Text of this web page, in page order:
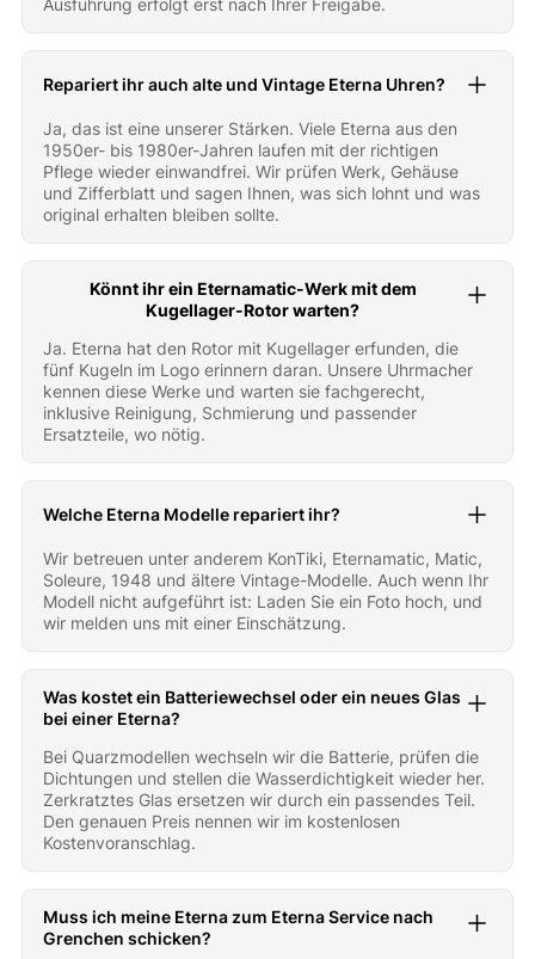
Repariert ihr auch alte und Vintage Eterna Uhren?
Ja, das ist eine unserer Stärken. Viele Eterna aus den
1950er- bis 1980er-Jahren laufen mit der richtigen
Pflege wieder einwandfrei. Wir prüfen Werk, Gehäuse
und Zifferblatt und sagen Ihnen, was sich lohnt und was
original erhalten bleiben sollte.
Könnt ihr ein Eternamatic-Werk mit dem
Kugellager-Rotor warten?
Ja. Eterna hat den Rotor mit Kugellager erfunden, die
fünf Kugeln im Logo erinnern daran. Unsere Uhrmacher
kennen diese Werke und warten sie fachgerecht,
inklusive Reinigung, Schmierung und passender
Ersatzteile, wo nötig.
Welche Eterna Modelle repariert ihr?
Wir betreuen unter anderem KonTiki, Eternamatic, Matic,
Soleure, 1948 und ältere Vintage-Modelle. Auch wenn Ihr
Modell nicht aufgeführt ist: Laden Sie ein Foto hoch, und
wir melden uns mit einer Einschätzung.
Was kostet ein Batteriewechsel oder ein neues Glas
bei einer Eterna?
Bei Quarzmodellen wechseln wir die Batterie, prüfen die
Dichtungen und stellen die Wasserdichtigkeit wieder her.
Zerkratztes Glas ersetzen wir durch ein passendes Teil.
Den genauen Preis nennen wir im kostenlosen
Kostenvoranschlag.
Muss ich meine Eterna zum Eterna Service nach
Grenchen schicken?